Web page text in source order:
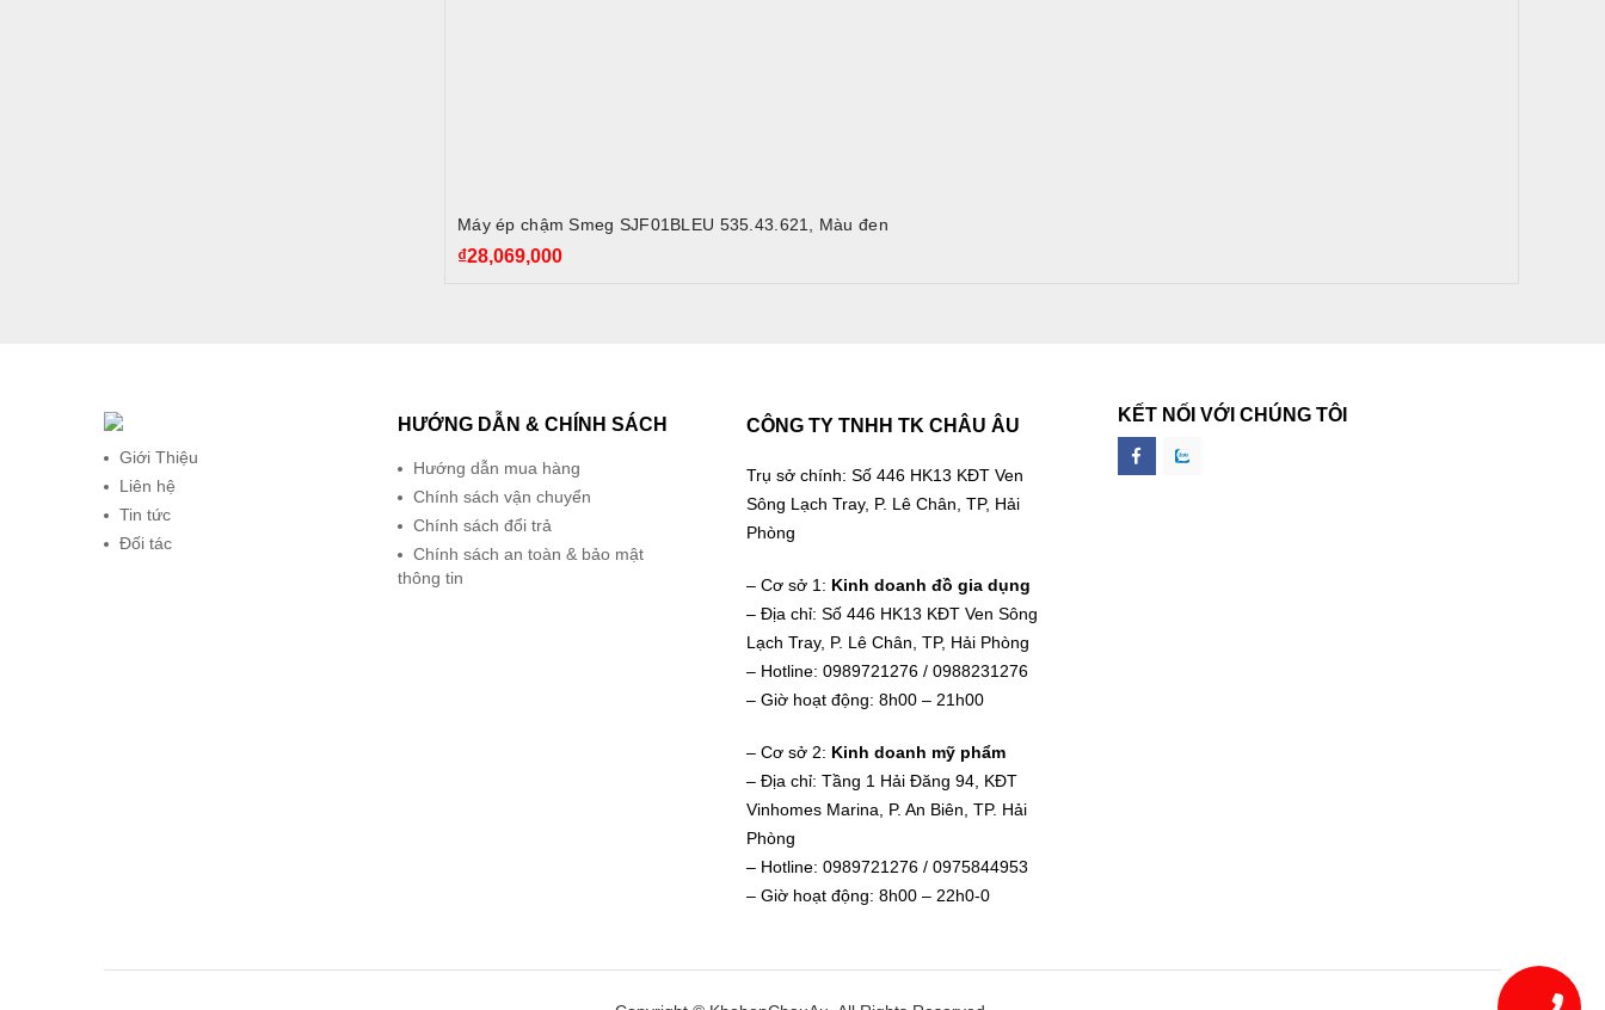
Máy ép chậm Smeg SJF01BLEU 535.43.621, Màu đen
₫28,069,000
Giới Thiệu
Liên hệ
Tin tức
Đối tác
HƯỚNG DẪN & CHÍNH SÁCH
Hướng dẫn mua hàng
Chính sách vận chuyển
Chính sách đổi trả
Chính sách an toàn & bảo mật
thông tin
CÔNG TY TNHH TK CHÂU ÂU
Trụ sở chính: Số 446 HK13 KĐT Ven
Sông Lạch Tray, P. Lê Chân, TP, Hải
Phòng
– Cơ sở 1: Kinh doanh đồ gia dụng
– Địa chỉ: Số 446 HK13 KĐT Ven Sông
Lạch Tray, P. Lê Chân, TP, Hải Phòng
– Hotline: 0989721276 / 0988231276
– Giờ hoạt động: 8h00 – 21h00
– Cơ sở 2: Kinh doanh mỹ phẩm
– Địa chỉ: Tầng 1 Hải Đăng 94, KĐT
Vinhomes Marina, P. An Biên, TP. Hải
Phòng
– Hotline: 0989721276 / 0975844953
– Giờ hoạt động: 8h00 – 22h0-0
KẾT NỐI VỚI CHÚNG TÔI